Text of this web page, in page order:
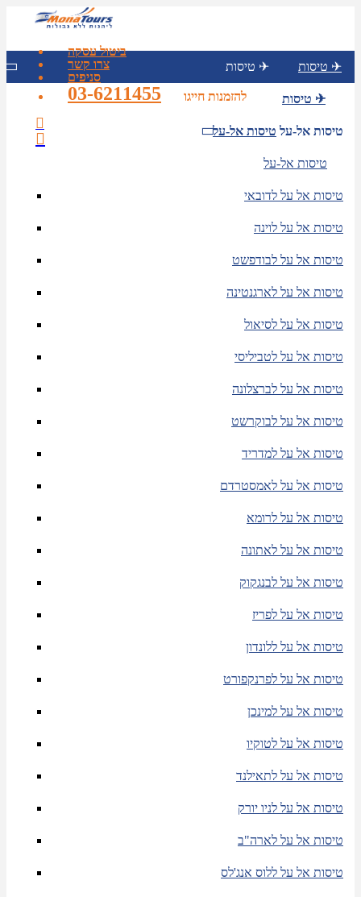
ביטול עסקה
צרו קשר
סניפים
להזמנות חייגו
03-6211455
טיסות ✈ טיסות ✈
טיסות ✈
טיסות אל-על טיסות אל-על
טיסות אל-על
טיסות אל על לדובאי
טיסות אל על לוינה
טיסות אל על לבודפשט
טיסות אל על לארגנטינה
טיסות אל על לסיאול
טיסות אל על לטביליסי
טיסות אל על לברצלונה
טיסות אל על לבוקרשט
טיסות אל על למדריד
טיסות אל על לאמסטרדם
טיסות אל על לרומא
טיסות אל על לאתונה
טיסות אל על לבנגקוק
טיסות אל על לפריז
טיסות אל על ללונדון
טיסות אל על לפרנקפורט
טיסות אל על למינכן
טיסות אל על לטוקיו
טיסות אל על לתאילנד
טיסות אל על לניו יורק
טיסות אל על לארה"ב
טיסות אל על ללוס אנג'לס